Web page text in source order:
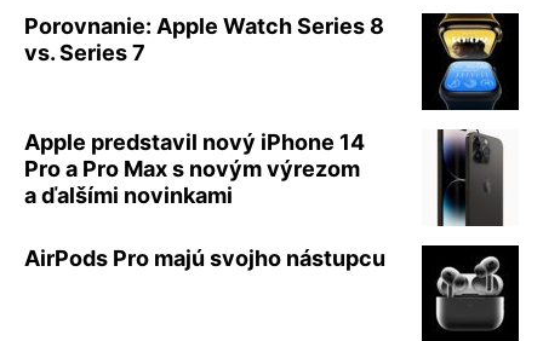
Porovnanie: Apple Watch Series 8
vs. Series 7
Apple predstavil nový iPhone 14
Pro a Pro Max s novým výrezom
a ďalšími novinkami
AirPods Pro majú svojho nástupcu